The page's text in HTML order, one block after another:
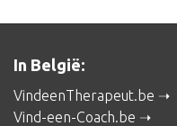
In België:
VindeenTherapeut.be
Vind-een-Coach.be